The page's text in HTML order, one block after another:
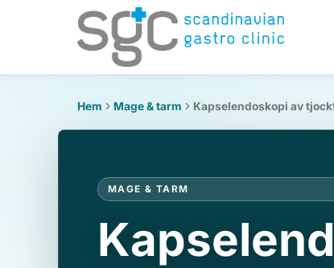
Hem Mage & tarm Kapselendoskopi av
MAGE & TARM